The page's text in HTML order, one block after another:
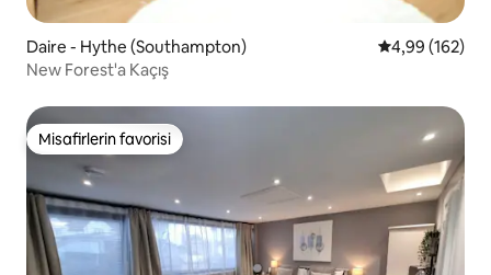
Daire - Hythe (Southampton) 5 üzerinden
4,99 (162)
New Forest'a Kaçış
Misafirlerin favorisi
Misafirlerin favorisi